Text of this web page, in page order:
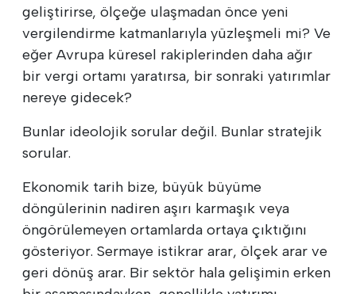
geliştirirse, ölçeğe ulaşmadan önce yeni
vergilendirme katmanlarıyla yüzleşmeli mi? Ve
eğer Avrupa küresel rakiplerinden daha ağır
bir vergi ortamı yaratırsa, bir sonraki yatırımlar
nereye gidecek?
Bunlar ideolojik sorular değil. Bunlar stratejik
sorular.
Ekonomik tarih bize, büyük büyüme
döngülerinin nadiren aşırı karmaşık veya
öngörülemeyen ortamlarda ortaya çıktığını
gösteriyor. Sermaye istikrar arar, ölçek arar ve
geri dönüş arar. Bir sektör hala gelişimin erken